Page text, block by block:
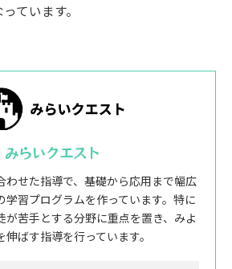
ています。
みらいクエスト
わせた指導で、基礎から応用まで幅広
学習プログラムを作っています。特に
が苦手とする分野に重点を置き、みよ
ばす指導を行っています。